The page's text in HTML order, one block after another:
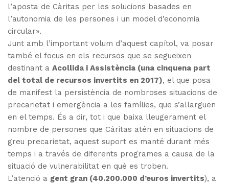
l’aposta de Càritas per les solucions basades en
l’autonomia de les persones i un model d’economia
circular».
Junt amb l’important volum d’aquest capítol, va posar
també el focus en els recursos que se segueixen
destinant a Acollida i Assistència (una cinquena part
del total de recursos invertits en 2017), el que posa
de manifest la persistència de nombroses situacions de
precarietat i emergència a les famílies, que s’allarguen
en el temps. És a dir, tot i que baixa lleugerament el
nombre de persones que Càritas atén en situacions de
greu precarietat, aquest suport es manté durant més
temps i a través de diferents programes a causa de la
situació de vulnerabilitat en què es troben.
L’atenció a gent gran (40.200.000 d’euros invertits), a